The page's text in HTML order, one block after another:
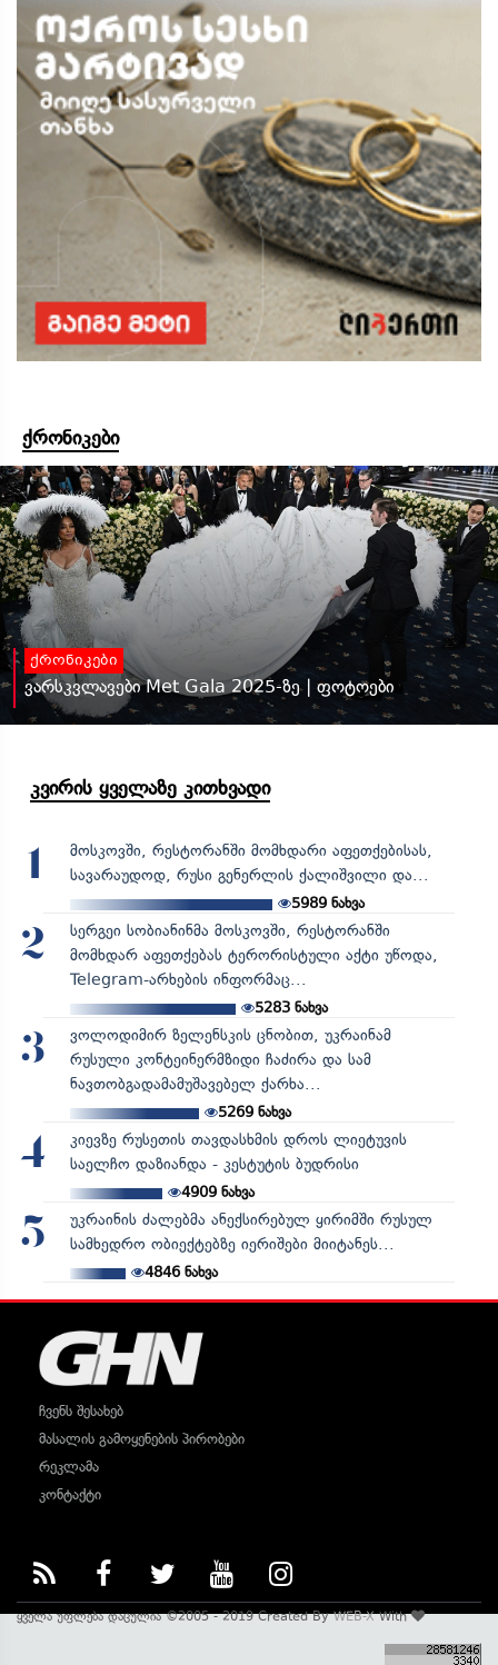
ქრონიკები
ქრონიკები
ვარსკვლავები Met Gala 2025-ზე | ფოტოები
კვირის ყველაზე კითხვადი
1
მოსკოვში, რესტორანში მომხდარი აფეთქებისას,
სავარაუდოდ, რუსი გენერლის ქალიშვილი და...
5989 ნახვა
2
სერგეი სობიანინმა მოსკოვში, რესტორანში
მომხდარ აფეთქებას ტერორისტული აქტი უწოდა,
Telegram-არხების ინფორმაც...
5283ნახვა
3
ვოლოდიმირ ზელენსკის ცნობით, უკრაინამ
რუსული კონტეინერმზიდი ჩაძირა და სამ
ნავთობგადამამუშავებელ ქარხა...
5269ნახვა
4
კიევზე რუსეთის თავდასხმის დროს ლიეტუვის
საელჩო დაზიანდა - კესტუტის ბუდრისი
4909ნახვა
5
უკრაინის ძალებმა ანექსირებულ ყირიმში რუსულ
სამხედრო ობიექტებზე იერიშები მიიტანეს...
4846ნახვა
ჩვენს შესახებ
მასალის გამოყენების პირობები
რეკლამა
კონტაქტი
ყველა უფლება დაცულია ©2005 - 2019 Created ByWEB-XWith